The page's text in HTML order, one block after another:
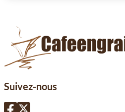
Suivez-nous